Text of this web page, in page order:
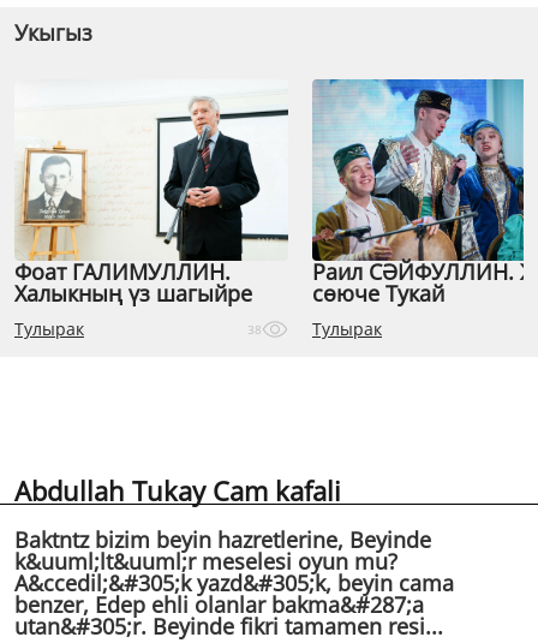
Укыгыз
Фоат ГАЛИМУЛЛИН.
Халыкның үз шагыйре
Тулырак 38
Раил СӘЙФУЛЛИН.
сөюче Тукай
Тулырак
Abdullah Tukay Cam kafali
Baktntz bizim beyin hazretlerine, Beyinde
k&uuml;lt&uuml;r meselesi oyun mu?
A&ccedil;&#305;k yazd&#305;k, beyin cama
benzer, Edep ehli olanlar bakma&#287;a
utan&#305;r. Beyinde fikri tamamen resi...